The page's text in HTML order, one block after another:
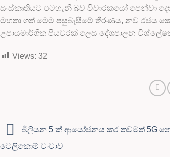
සංස්කෘතියට පටහැනි බව විචාරකයෝ පෙන්වා
මහතා ගත් මෙම පසුබැසීමේ තීරණය, නව රජය
උපායමාර්ගික පියවරක් ලෙස දේශපාලන
Views: 32
බිලියන 5 ක් ආයෝජනය කර තවමත් 5G
ටෙලිකොම් වංචාව